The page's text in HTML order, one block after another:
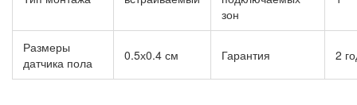
зон
Размеры
датчика пола
0.5х0.4 см Гарантия 2